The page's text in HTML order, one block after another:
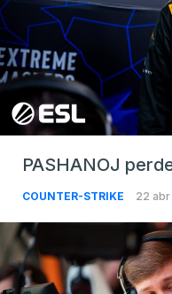
PASHANOJ
COUNTER-STRIKE 22